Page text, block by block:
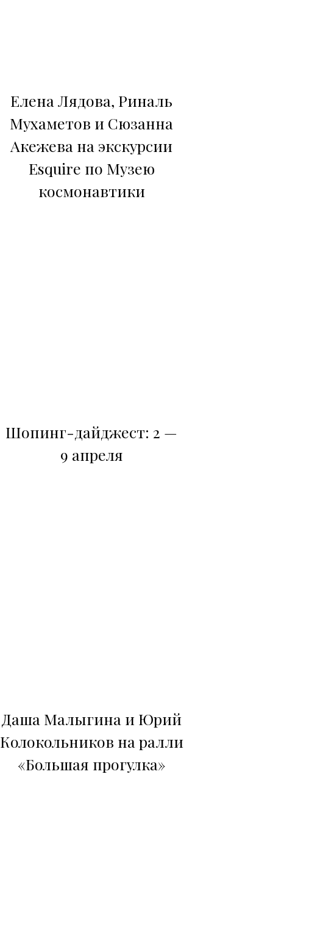
Елена Лядова, Риналь
Мухаметов и Сюзанна
Акежева на экскурсии
Esquire по Музею
космонавтики
Шопинг-дайджест: 2 —
9 апреля
Даша Малыгина и Юрий
Колокольников на ралли
«Большая прогулка»